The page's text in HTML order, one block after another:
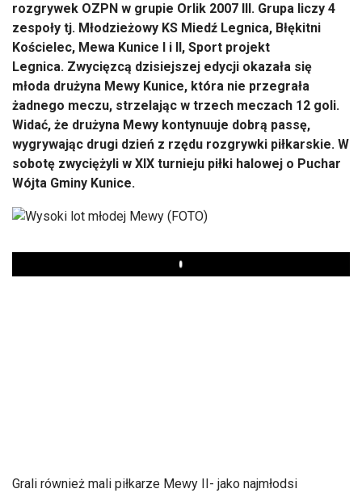
rozgrywek OZPN w grupie Orlik 2007 III. Grupa liczy 4
zespoły tj. Młodzieżowy KS Miedź Legnica, Błękitni
Kościelec, Mewa Kunice I i II, Sport projekt
Legnica. Zwycięzcą dzisiejszej edycji okazała się
młoda drużyna Mewy Kunice, która nie przegrała
żadnego meczu, strzelając w trzech meczach 12 goli.
Widać, że drużyna Mewy kontynuuje dobrą passę,
wygrywając drugi dzień z rzędu rozgrywki piłkarskie. W
sobotę zwyciężyli w XIX turnieju piłki halowej o Puchar
Wójta Gminy Kunice.
Play
Grali również mali piłkarze Mewy II- jako najmłodsi